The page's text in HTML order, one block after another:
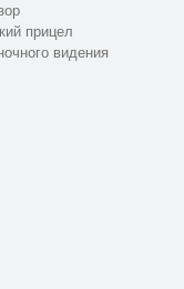
прицел
видения